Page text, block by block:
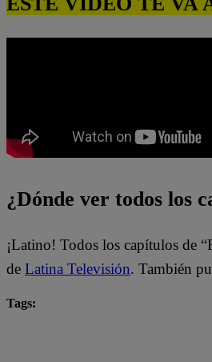
¿Dónde ver todos los
¡Latino! Todos los capítulos de
de Latina Televisión. También
Tags: